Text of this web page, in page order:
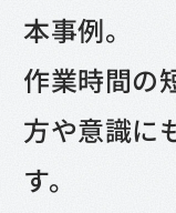
本事例。
作業時間の
方や意識に
す。